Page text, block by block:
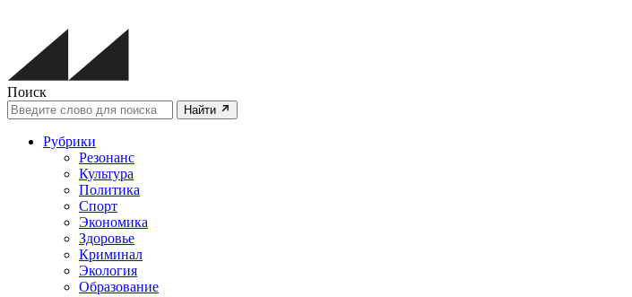
Поиск
Найти
Рубрики
Резонанс
Культура
Политика
Спорт
Экономика
Здоровье
Криминал
Экология
Образование